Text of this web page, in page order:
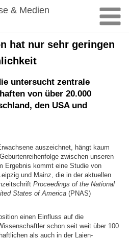
& Medien
hat nur sehr geringen
untersucht zentrale
von über 20.000
den USA und
auszeichnet, hängt kaum
zwischen unseren
Ergebnis kommt eine Studie von
und Mainz, die in der aktuellen
Proceedings of the National
States of America (PNAS)
einen Einfluss auf die
schon seit weit über 100
als auch in der Laien-